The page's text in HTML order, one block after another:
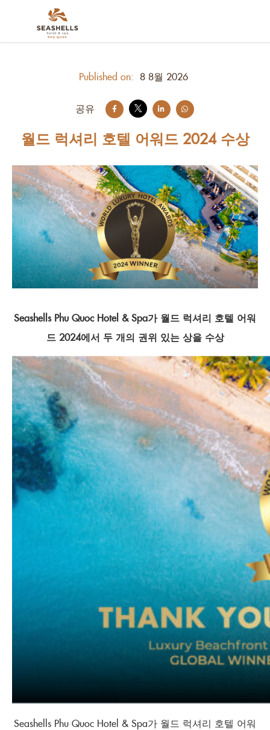
Published on: 8 8월 2026
공유
월드 럭셔리 호텔 어워드 2024 수상
Seashells Phu Quoc Hotel & Spa가 월드 럭셔리 호텔 어워
드 2024에서 두 개의 권위 있는 상을 수상
Seashells Phu Quoc Hotel & Spa가 월드 럭셔리 호텔 어워